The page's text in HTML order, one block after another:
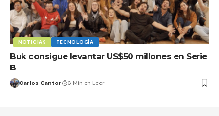
NOTICIAS TECNOLOGÍA
Buk consigue levantar US$50 millones en Serie
B
Carlos Cantor 6 Min en Leer